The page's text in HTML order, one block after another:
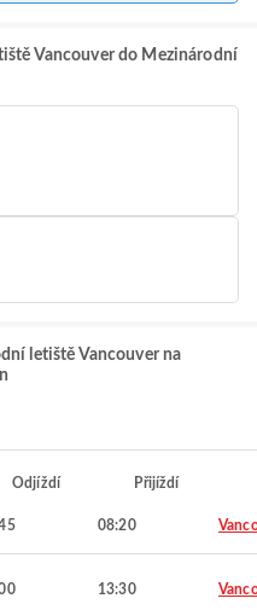
Vancouver do Mezinárodní
letiště Vancouver na
Odjíždí Přijíždí
08:20
13:30